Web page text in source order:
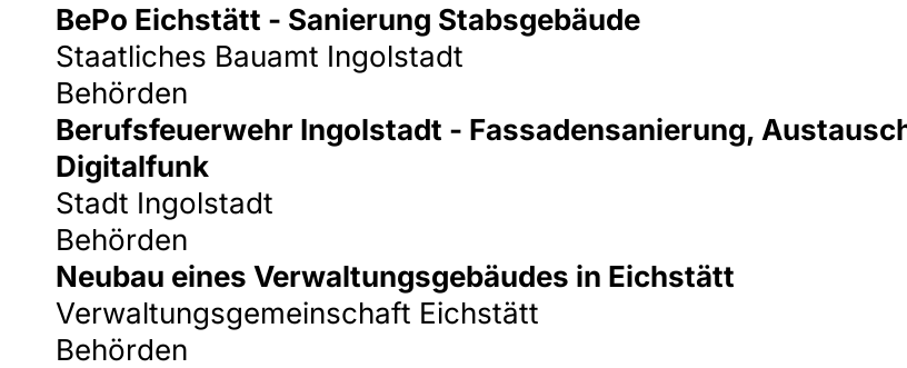
BePo Eichstätt - Sanierung Stabsgebäude
Staatliches Bauamt Ingolstadt
Behörden
Berufsfeuerwehr Ingolstadt - Fassadensanierung,
Digitalfunk
Stadt Ingolstadt
Behörden
Neubau eines Verwaltungsgebäudes in Eichstätt
Verwaltungsgemeinschaft Eichstätt
Behörden